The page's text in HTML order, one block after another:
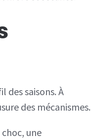
saisons. À
des mécanismes.
une